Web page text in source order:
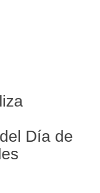
Día de